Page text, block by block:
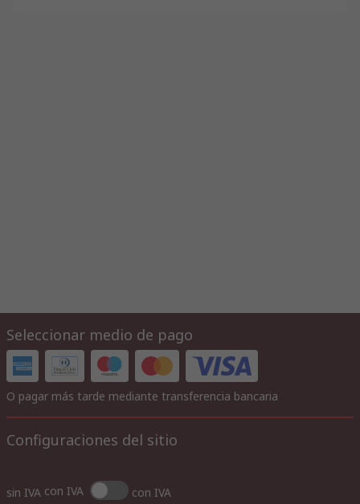
Seleccionar medio de pago
O pagar más tarde mediante transferencia bancaria
Configuraciones del sitio
sin IVA con IVA con IVA